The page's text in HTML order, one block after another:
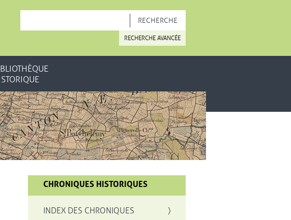
RECHERCHE AVANCÉE
CHRONIQUES HISTORIQUES
INDEX DES CHRONIQUES